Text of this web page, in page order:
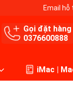
Email hỗ
Gọi đặt hàng
0376600888
iMac |